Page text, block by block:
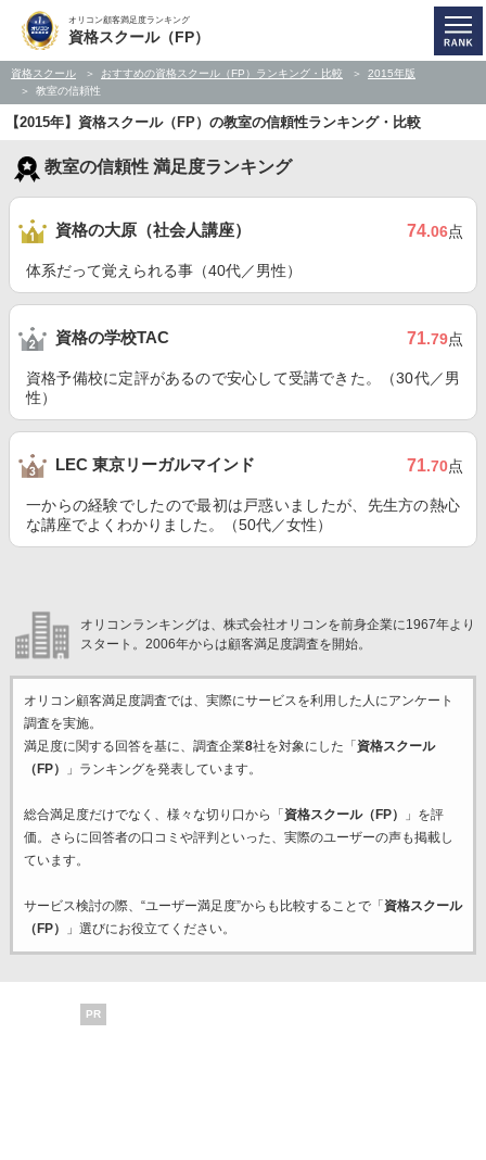
オリコン顧客満足度ランキング
資格スクール（FP）
資格スクール おすすめの資格スクール（FP）ランキング・比較
2015年版
教室の信頼性
【2015年】資格スクール（FP）の教室の信頼性ランキング・比較
教室の信頼性 満足度ランキング
資格の大原（社会人講座） 74.06点
体系だって覚えられる事（40代／男性）
資格の学校TAC 71.79点
資格予備校に定評があるので安心して受講できた。（30代／男
性）
LEC 東京リーガルマインド 71.70点
一からの経験でしたので最初は戸惑いましたが、先生方の熱心
な講座でよくわかりました。（50代／女性）
オリコンランキングは、株式会社オリコンを前身企業に1967年より
スタート。2006年からは顧客満足度調査を開始。
オリコン顧客満足度調査では、実際にサービスを利用した 人にアンケート
調査を実施。
満足度に関する回答を基に、調査企業8社を対象にした「 資格スクール
（FP）
」ランキングを発表しています。
総合満足度だけでなく、様々な切り口から「 資格スクール（FP）
」を評
価。さらに回答者の口コミや評判といった、実際のユーザーの声も掲載し
ています。
サービス検討の際、“ユーザー満足度”からも比較することで「 資格スクール
（FP）
」選びにお役立てください。
PR